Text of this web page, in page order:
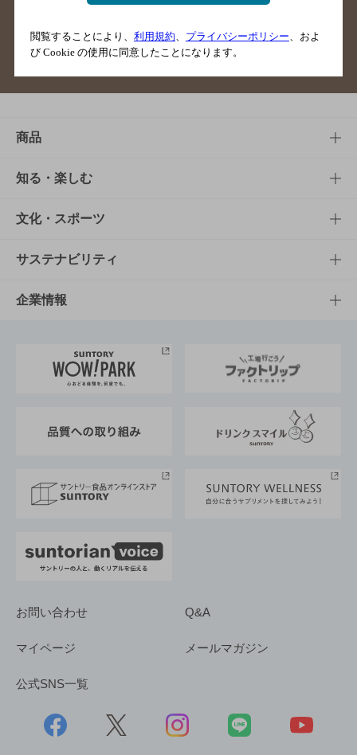
ご意見・ご感想
商品
商品TOP
商品一覧
商品発売情報
栄養成分一覧
知る・楽しむ
知る・楽しむTOP
キャンペーン
工場見学
地域情報
文化・スポーツ
文化・スポーツTOP
サントリーホール
サントリーサンバーズ大阪
サステナビリティ
サステナビリティTOP
サントリーが考えるサステナビリティ経営
企業情報
企業概要
採用情報
お問い合わせ Q&A
マイページ メールマガジン
公式SNS一覧
閲覧することにより、 利用規約 プライバシーポリシー 、およ
び Cookie の使用に同意したことになります。